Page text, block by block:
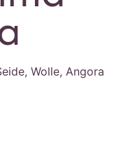
Wolle, Angora